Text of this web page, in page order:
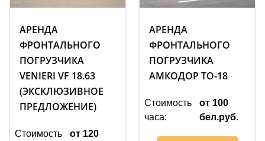
АРЕНДА
ФРОНТАЛЬНОГО
ПОГРУЗЧИКА
VENIERI VF 18.63
(ЭКСКЛЮЗИВНОЕ
ПРЕДЛОЖЕНИЕ)
Стоимость
от 120
АРЕНДА
ФРОНТАЛЬНОГО
ПОГРУЗЧИКА
АМКОДОР ТО-18
Стоимость
часа:
от 100
бел.руб.